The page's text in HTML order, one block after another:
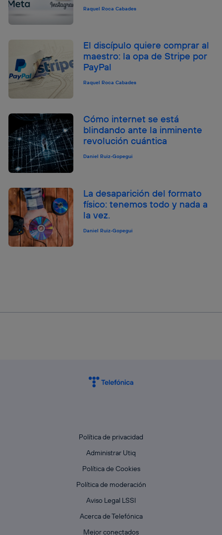
Raquel Roca Cabades
El discípulo quiere comprar al
maestro: la opa de Stripe por
PayPal
Raquel Roca Cabades
Cómo internet se está
blindando ante la inminente
revolución cuántica
Daniel Ruiz-Gopegui
La desaparición del formato
físico: tenemos todo y nada a
la vez.
Daniel Ruiz-Gopegui
Política de privacidad
Administrar Utiq
Política de Cookies
Política de moderación
Aviso Legal LSSI
Acerca de Telefónica
Mejor conectados